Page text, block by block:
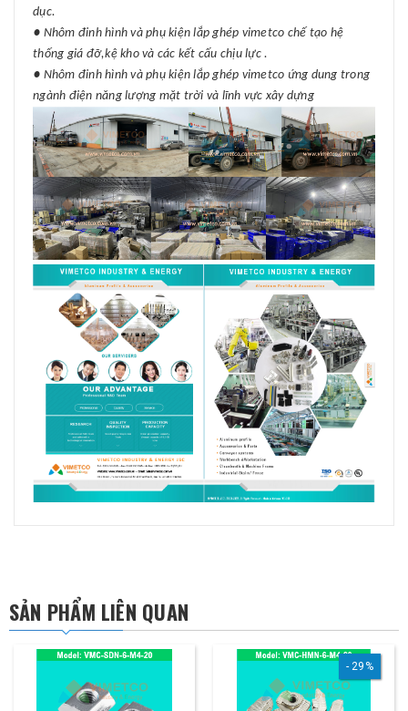
dục.
● Nhôm đinh hình và phụ kiện lắp ghép vimetco chế tạo hệ
thống giá đỡ,kệ kho và các kết cấu chịu lực .
● Nhôm đinh hình và phụ kiện lắp ghép vimetco ứng dung trong
ngành điện năng lượng mặt trời và lĩnh vực xây dựng
SẢN PHẨM LIÊN QUAN
29%